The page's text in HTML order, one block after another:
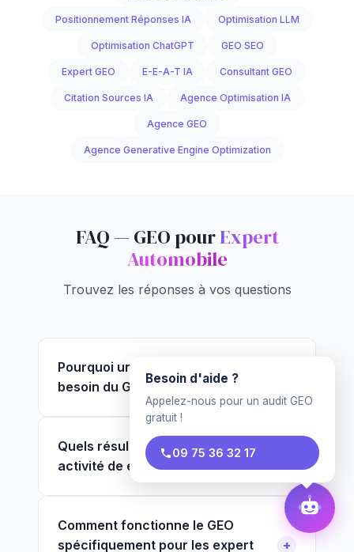
Positionnement Réponses IA Optimisation LLM
Optimisation ChatGPT GEO SEO
Expert GEO E-E-A-T IA Consultant GEO
Citation Sources IA Agence Optimisation IA
Agence GEO
Agence Generative Engine Optimization
FAQ — GEO pourExpert
Automobile
Trouvez les réponses à vos questions
Pourquoi un expert automobile a
besoin du GEO ?
Quels résultats attendre pour mon
activité de expert automobile ?
Comment fonctionne le GEO
spécifiquement pour les expert
Besoin d'aide ?
Appelez-nous pour un audit GEO
gratuit !
09 75 36 32 17